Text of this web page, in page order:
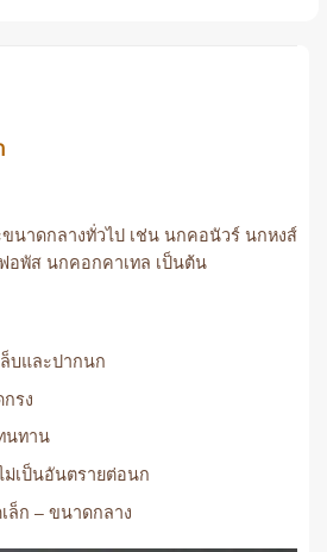
นาดกลางทั่วไป เช่น นกคอนัวร์ นกหงส์
อพัส นกคอกคาเทล เป็นต้น
บและปากนก
รง
นทาน
เป็นอันตรายต่อนก
ล็ก – ขนาดกลาง